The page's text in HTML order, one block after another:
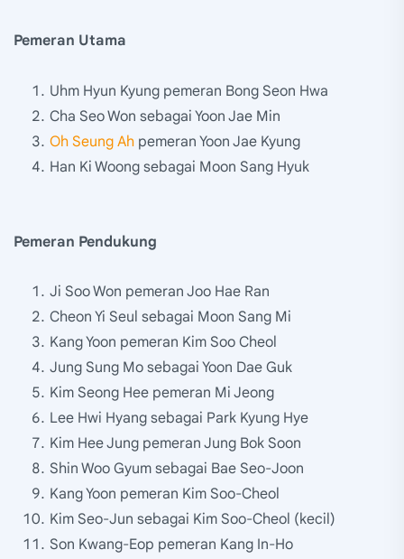
Pemeran Utama
Uhm Hyun Kyung pemeran Bong Seon Hwa
Cha Seo Won sebagai Yoon Jae Min
Oh Seung Ah pemeran Yoon Jae Kyung
Han Ki Woong sebagai Moon Sang Hyuk
Pemeran Pendukung
Ji Soo Won pemeran Joo Hae Ran
Cheon Yi Seul sebagai Moon Sang Mi
Kang Yoon pemeran Kim Soo Cheol
Jung Sung Mo sebagai Yoon Dae Guk
Kim Seong Hee pemeran Mi Jeong
Lee Hwi Hyang sebagai Park Kyung Hye
Kim Hee Jung pemeran Jung Bok Soon
Shin Woo Gyum sebagai Bae Seo-Joon
Kang Yoon pemeran Kim Soo-Cheol
Kim Seo-Jun sebagai Kim Soo-Cheol (kecil)
Son Kwang-Eop pemeran Kang In-Ho